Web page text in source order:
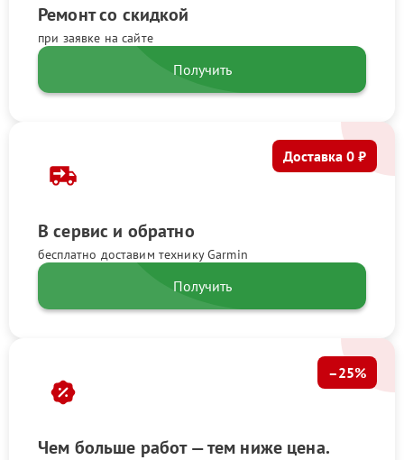
Ремонт со скидкой
при заявке на сайте
Получить
В сервис и обратно
бесплатно доставим технику Garmin
Доставка 0 ₽
Получить
Чем больше работ — тем ниже цена.
–25%